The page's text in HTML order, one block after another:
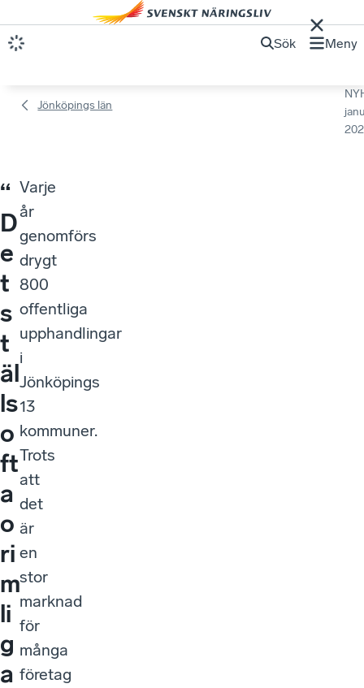
Sök Meny
Jönköpings län
“
D
e
t
s
t
äl
ls
o
ft
a
o
ri
m
li
g
a
Varje
år
genomförs
drygt
800
offentliga
upphandlingar
i
Jönköpings
13
kommuner.
Trots
att
det
är
en
stor
marknad
för
många
företag